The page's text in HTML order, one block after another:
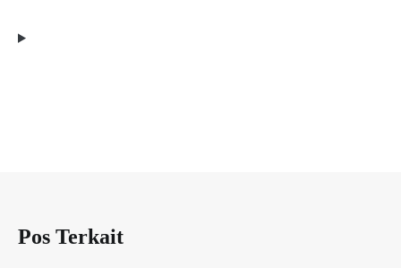
Pos Terkait